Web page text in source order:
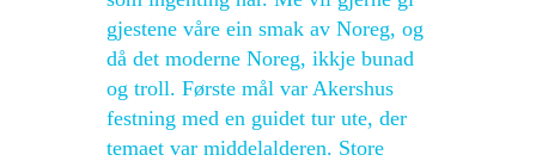
gjestene våre ein smak av Noreg, og
då det moderne Noreg, ikkje bunad
og troll. Første mål var Akershus
festning med en guidet tur ute, der
temaet var middelalderen. Store